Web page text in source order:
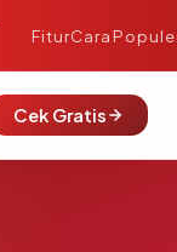
FiturCara
Cek Gratis